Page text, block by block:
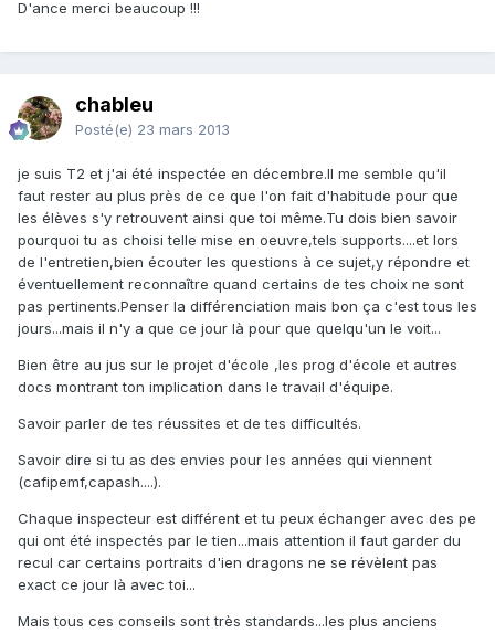
D'ance merci beaucoup !!!
chableu
Posté(e) 23 mars 2013
je suis T2 et j'ai été inspectée en décembre.Il me semble qu'il
faut rester au plus près de ce que l'on fait d'habitude pour que
les élèves s'y retrouvent ainsi que toi même.Tu dois bien savoir
pourquoi tu as choisi telle mise en oeuvre,tels supports....et lors
de l'entretien,bien écouter les questions à ce sujet,y répondre et
éventuellement reconnaître quand certains de tes choix ne sont
pas pertinents.Penser la différenciation mais bon ça c'est tous les
jours...mais il n'y a que ce jour là pour que quelqu'un le voit...
Bien être au jus sur le projet d'école ,les prog d'école et autres
docs montrant ton implication dans le travail d'équipe.
Savoir parler de tes réussites et de tes difficultés.
Savoir dire si tu as des envies pour les années qui viennent
(cafipemf,capash....).
Chaque inspecteur est différent et tu peux échanger avec des pe
qui ont été inspectés par le tien...mais attention il faut garder du
recul car certains portraits d'ien dragons ne se révèlent pas
exact ce jour là avec toi...
Mais tous ces conseils sont très standards...les plus anciens